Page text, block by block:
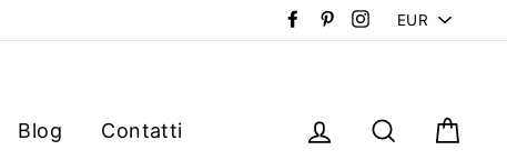
FacebookPinterestInstagram
CURRENCY
Blog Contatti Log in Cerca